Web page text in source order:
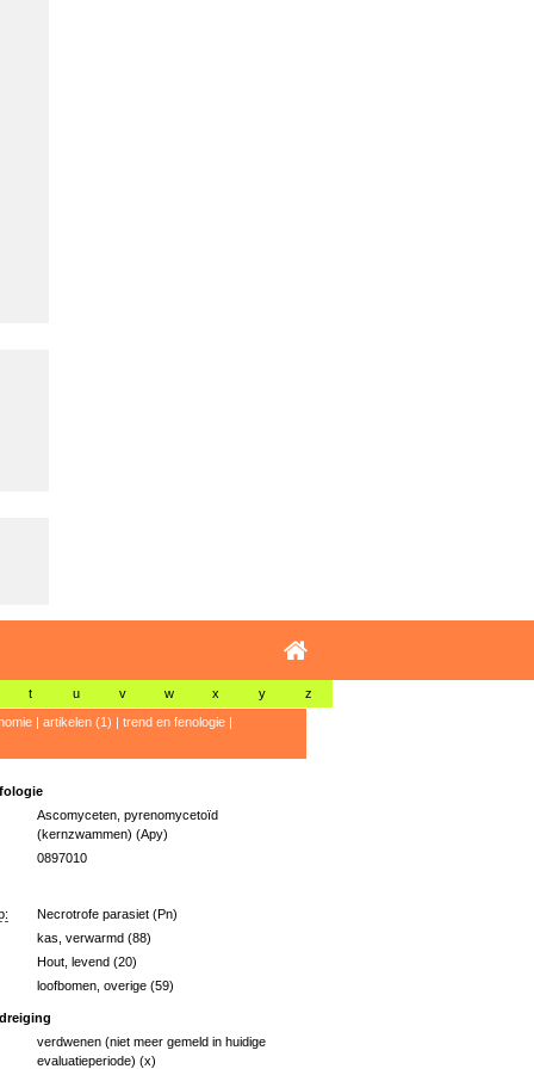
t u v w x y z
| artikelen (1) | trend en fenologie|
Ascomyceten, pyrenomycetoïd
(kernzwammen) (Apy)
0897010
Necrotrofe parasiet (Pn)
kas, verwarmd (88)
Hout, levend (20)
loofbomen, overige (59)
verdwenen (niet meer gemeld in huidige
evaluatieperiode) (x)